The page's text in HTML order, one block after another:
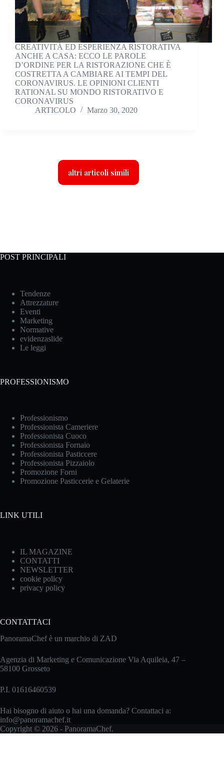
CREATIVITÀ ED ESPERIENZA RISTORATIVA
ANCHE A CASA: ECCO LE PAROLE
D’ORDINE PER LA RISTORAZIONE CHE È
COSTRETTA A CAMBIARE AI TEMPI DEL
CORONAVIRUS. LE OPINIONI CLIENTI
RATIONAL SU MONDO RISTORATIVO E
CORONAVIRUS
ARTICOLO
Marzo 30, 2020
altri articoli simili
POST PRINCIPALI
Tendenze
Attrezzature
Eventi
Marketing
Normative
evidenzaslide
Le leggi
PROFESSIONISMO
Professionismo
Professionista Cameriere
Professionista Cuoco
Professionista Fornaio
Professionista Pasticcere
Professionista Pizzaiolo
Promozione Forni
Promozione Pasticcerie e Gelaterie
LINK UTILI
IL MAGAZINE
CONTATTI
NEWSLETTER
cookie policy
privacy policy
CONTATTACI
PanoramaChef è un marchio di ZAD
Agenzia di Marketing e Comunicazione Via Aquileia, 47 –
58100 Grosseto
P.I. 01616460539
Hai bisogno di aiuto o hai una domanda? Contattaci a:
info@panoramachef.it
Copyright © 2026 - PanoramaChef.